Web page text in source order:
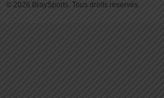
© 2026 BraySports. Tous droits reservés.